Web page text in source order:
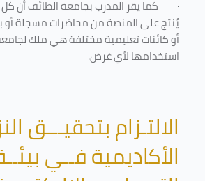
· كما يقر المدرب بجامعة الطائف أن
يُنتج على المنصة من محاضرات مسجلة أو
أو كائنات تعليمية مختلفة هي ملك
استخدامها لأي غرض.
الالتـزام بتحقيـــق
الأكاديمية فــي